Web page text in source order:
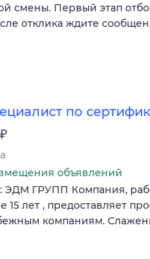
смены. Первый этап
отклика ждите
по
₽
объявлений
ЭДМ ГРУПП Компания,
15 лет , предоставляет
компаниям.